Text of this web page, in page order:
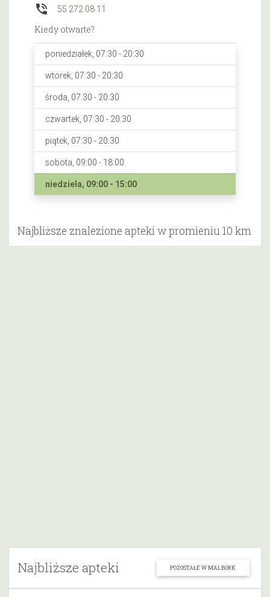
Najbliższe apteki POZOSTAŁE W MALBORK
phone_in_talk 55 272 08 11
Kiedy otwarte?
poniedziałek, 07:30 - 20:30
wtorek, 07:30 - 20:30
środa, 07:30 - 20:30
czwartek, 07:30 - 20:30
piątek, 07:30 - 20:30
sobota, 09:00 - 18:00
niedziela, 09:00 - 15:00
Najbliższe znalezione apteki w promieniu 10 km